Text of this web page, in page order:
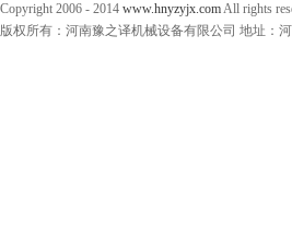
Copyright 2006 - 2014 www.hnyzyjx.comAll rights
版权所有：河南豫之译机械设备有限公司 地址：